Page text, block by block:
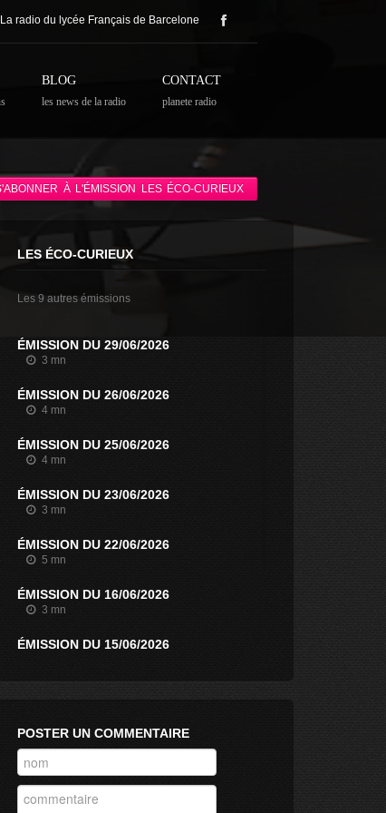
La radio du lycée Français de Barcelone
BLOG
les news de la radio
CONTACT
planete radio
À L'ÉMISSION LES ÉCO-CURIEUX
LES ÉCO-CURIEUX
Les 9 autres émissions
ÉMISSION DU 29/06/2026
3 mn
ÉMISSION DU 26/06/2026
4 mn
ÉMISSION DU 25/06/2026
4 mn
ÉMISSION DU 23/06/2026
3 mn
ÉMISSION DU 22/06/2026
5 mn
ÉMISSION DU 16/06/2026
3 mn
ÉMISSION DU 15/06/2026
5 mn
POSTER UN COMMENTAIRE